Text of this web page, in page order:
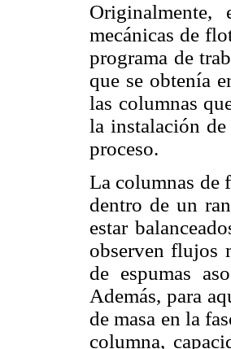
mecánicas de
programa de
que se obtenía
las columnas
la instalación
proceso.
La columnas de
dentro de un
estar
observen flujos
de espumas
Además, para
de masa en la
columna,